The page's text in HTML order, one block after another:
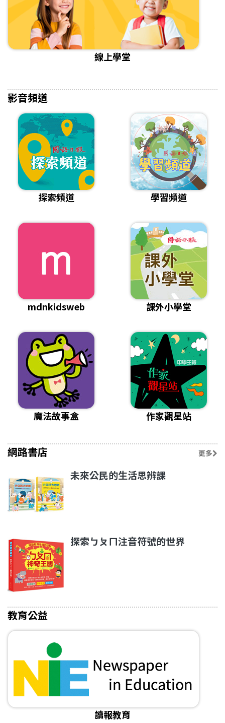
線上學堂
影音頻道
探索頻道 學習頻道
mdnkidsweb 課外小學堂
魔法故事盒 作家觀星站
網路書店 更多
未來公民的生活思辨課
探索ㄅㄆㄇ注音符號的世界
教育公益
讀報教育